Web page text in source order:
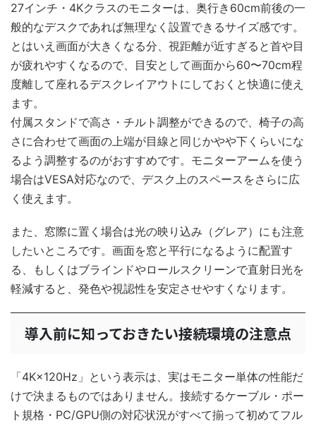
27インチ・4Kクラスのモニターは、奥行き60cm前後の一
般的なデスクであれば無理なく設置できるサイズ感です。
とはいえ画面が大きくなる分、視距離が近すぎると首や目
が疲れやすくなるので、目安として画面から60〜70cm程
度離して座れるデスクレイアウトにしておくと快適に使え
ます。
付属スタンドで高さ・チルト調整ができるので、椅子の高
さに合わせて画面の上端が目線と同じかやや下くらいにな
るよう調整するのがおすすめです。モニターアームを使う
場合はVESA対応なので、デスク上のスペースをさらに広
く使えます。
また、窓際に置く場合は光の映り込み（グレア）にも注意
したいところです。画面を窓と平行になるように配置す
る、もしくはブラインドやロールスクリーンで直射日光を
軽減すると、発色や視認性を安定させやすくなります。
導入前に知っておきたい接続環境の注意点
「4K×120Hz」という表示は、実はモニター単体の性能だ
けで決まるものではありません。接続するケーブル・ポー
ト規格・PC/GPU側の対応状況がすべて揃って初めてフル